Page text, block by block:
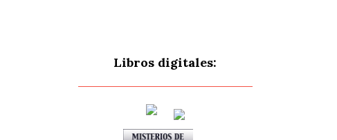
Libros digitales: